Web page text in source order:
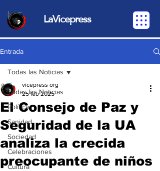
LaVicepress
Entrada
Todas las Noticias
Política
Sanidad
Sociedad
Celebraciones
Cultura
Todas las Noticias
El Consejo de Paz y
Seguridad de la UA
analiza la crecida
preocupante de niños
vicepress org
25 feb 2025